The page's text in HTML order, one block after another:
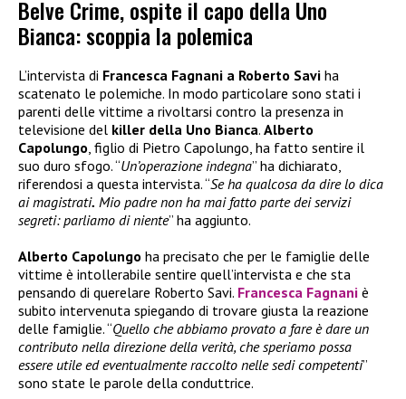
Belve Crime, ospite il capo della Uno
Bianca: scoppia la polemica
L’intervista di Francesca Fagnani a Roberto Savi ha
scatenato le polemiche. In modo particolare sono stati i
parenti delle vittime a rivoltarsi contro la presenza in
televisione del killer della Uno Bianca. Alberto
Capolungo , figlio di Pietro Capolungo, ha fatto sentire il
suo duro sfogo. “Un’operazione indegna” ha dichiarato,
riferendosi a questa intervista. “Se ha qualcosa da dire lo dica
ai magistrati. Mio padre non ha mai fatto parte dei servizi
segreti: parliamo di niente” ha aggiunto.
Alberto Capolungo ha precisato che per le famiglie delle
vittime è intollerabile sentire quell’intervista e che sta
pensando di querelare Roberto Savi. Francesca Fagnani è
subito intervenuta spiegando di trovare giusta la reazione
delle famiglie. “Quello che abbiamo provato a fare è dare un
contributo nella direzione della verità, che speriamo possa
essere utile ed eventualmente raccolto nelle sedi competenti”
sono state le parole della conduttrice.